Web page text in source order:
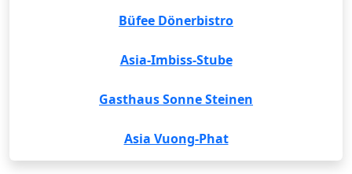
Büfee Dönerbistro
Asia-Imbiss-Stube
Gasthaus Sonne Steinen
Asia Vuong-Phat